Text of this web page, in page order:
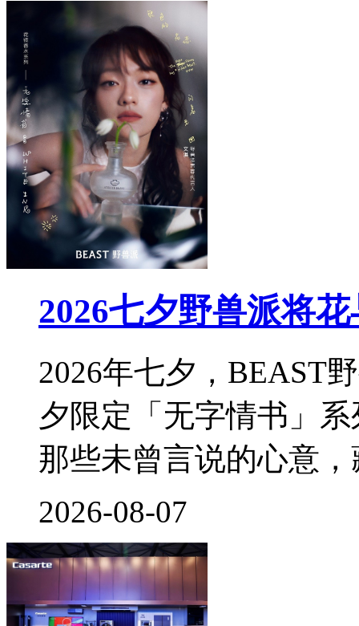
2026七夕野兽派将
2026年七夕，BEAST
夕限定「无字情书」
那些未曾言说的心意
2026-08-07